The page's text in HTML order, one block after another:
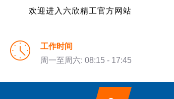
欢迎进入六欣精工官方网站
工作时间
周一至周六: 08:15 - 17:45